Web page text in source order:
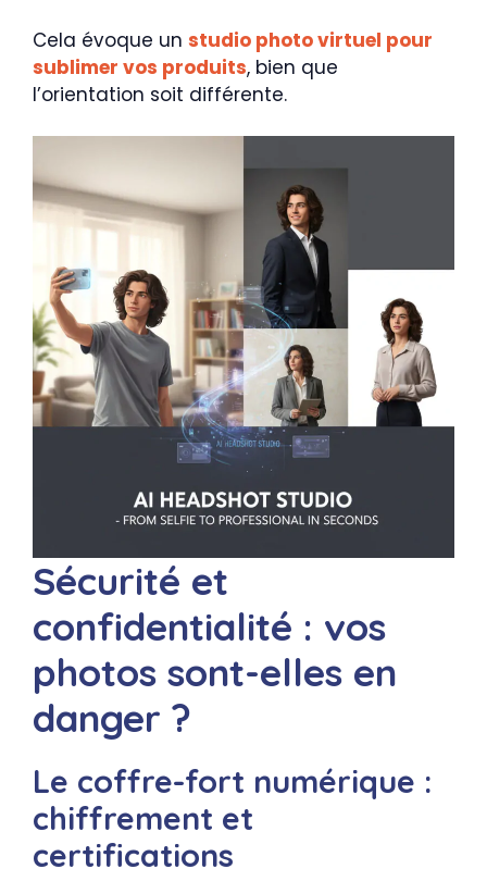
Cela évoque un studio photo virtuel pour
sublimer vos produits, bien que
l’orientation soit différente.
Sécurité et
confidentialité : vos
photos sont-elles en
danger ?
Le coffre-fort numérique :
chiffrement et
certifications